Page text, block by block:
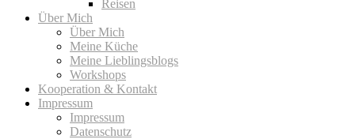
Reisen
Über Mich
Über Mich
Meine Küche
Meine Lieblingsblogs
Workshops
Kooperation & Kontakt
Impressum
Impressum
Datenschutz